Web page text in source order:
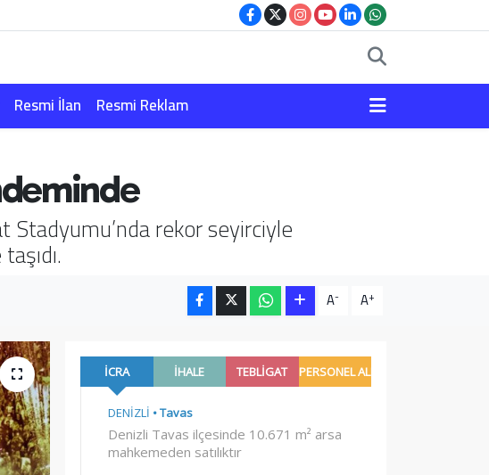
Resmi İlan Resmi Reklam
Stadyumu’nda rekor seyirciyle
A- A+